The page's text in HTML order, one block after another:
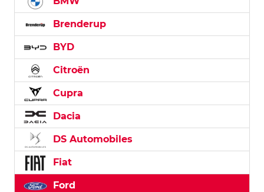
Brenderup
BYD
Citroën
Cupra
Dacia
DS Automobiles
Fiat
Ford